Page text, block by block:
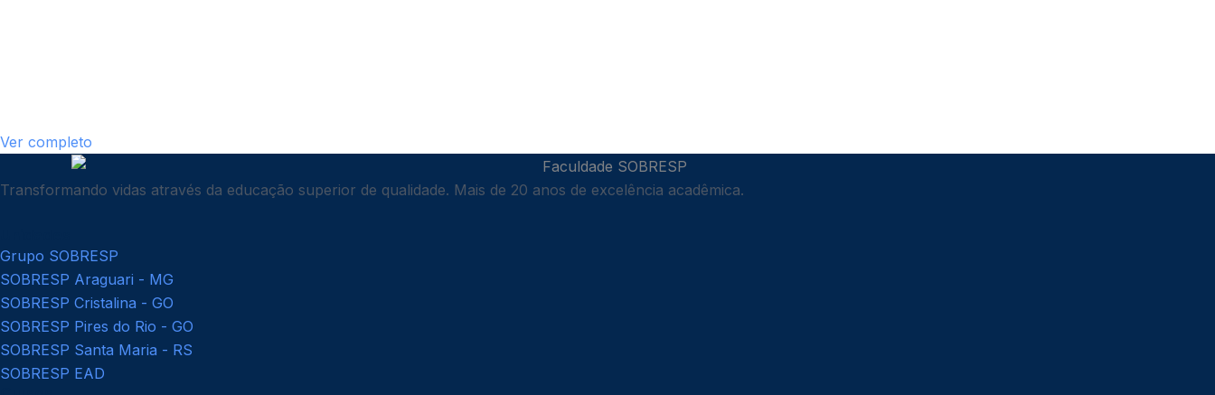
Ver completo
Transformando vidas através da educação superior de qualidade. Mais de 20 anos de excelência acadêmica.
Grupo SOBRESP
SOBRESP Araguari - MG
SOBRESP Cristalina - GO
SOBRESP Pires do Rio - GO
SOBRESP Santa Maria - RS
SOBRESP EAD